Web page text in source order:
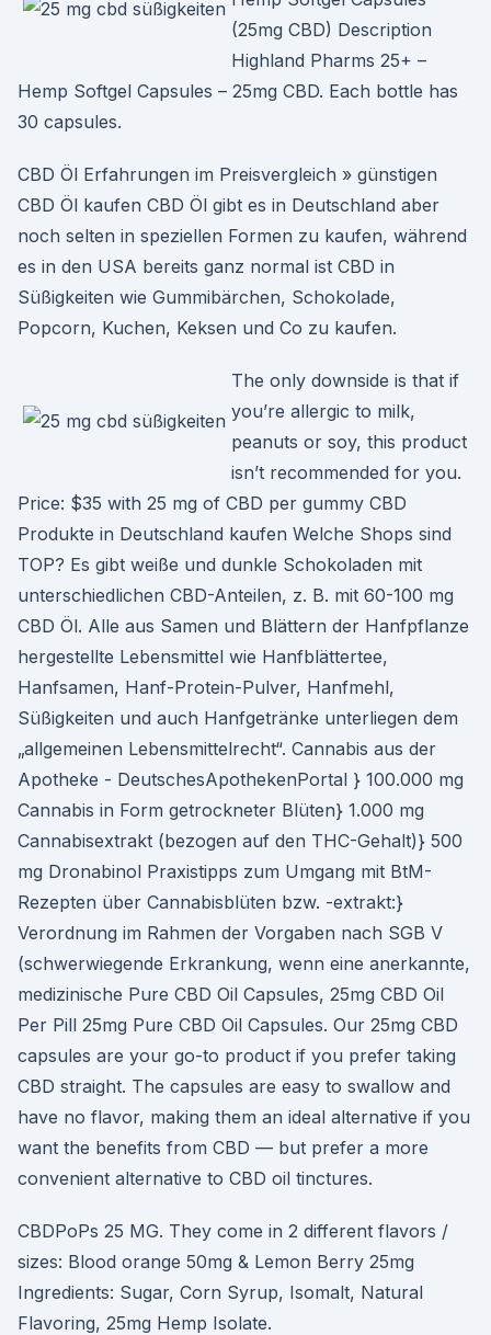
(25mg CBD) Description
Highland Pharms 25+ –
Hemp Softgel Capsules – 25mg CBD. Each bottle has
30 capsules.
CBD Öl Erfahrungen im Preisvergleich » günstigen
CBD Öl kaufen CBD Öl gibt es in Deutschland aber
noch selten in speziellen Formen zu kaufen, während
es in den USA bereits ganz normal ist CBD in
Süßigkeiten wie Gummibärchen, Schokolade,
Popcorn, Kuchen, Keksen und Co zu kaufen.
The only downside is that if
you’re allergic to milk,
peanuts or soy, this product
isn’t recommended for you.
Price: $35 with 25 mg of CBD per gummy CBD
Produkte in Deutschland kaufen Welche Shops sind
TOP? Es gibt weiße und dunkle Schokoladen mit
unterschiedlichen CBD-Anteilen, z. B. mit 60-100 mg
CBD Öl. Alle aus Samen und Blättern der Hanfpflanze
hergestellte Lebensmittel wie Hanfblättertee,
Hanfsamen, Hanf-Protein-Pulver, Hanfmehl,
Süßigkeiten und auch Hanfgetränke unterliegen dem
„allgemeinen Lebensmittelrecht“. Cannabis aus der
Apotheke - DeutschesApothekenPortal } 100.000 mg
Cannabis in Form getrockneter Blüten} 1.000 mg
Cannabisextrakt (bezogen auf den THC-Gehalt)} 500
mg Dronabinol Praxistipps zum Umgang mit BtM-
Rezepten über Cannabisblüten bzw. -extrakt:}
Verordnung im Rahmen der Vorgaben nach SGB V
(schwerwiegende Erkrankung, wenn eine anerkannte,
medizinische Pure CBD Oil Capsules, 25mg CBD Oil
Per Pill 25mg Pure CBD Oil Capsules. Our 25mg CBD
capsules are your go-to product if you prefer taking
CBD straight. The capsules are easy to swallow and
have no flavor, making them an ideal alternative if you
want the benefits from CBD — but prefer a more
convenient alternative to CBD oil tinctures.
CBDPoPs 25 MG. They come in 2 different flavors /
sizes: Blood orange 50mg & Lemon Berry 25mg
Ingredients: Sugar, Corn Syrup, Isomalt, Natural
Flavoring, 25mg Hemp Isolate.